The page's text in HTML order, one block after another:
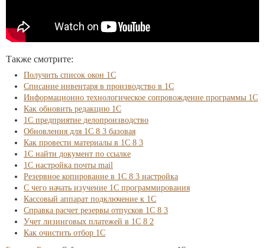
Также смотрите:
Получить список окон 1С
Списание инвентаря в производство в 1С
Информационно технологическое сопровождение программы 1С
Как обновить редакцию 1С
1С предприятие делопроизводство
Обновления для 1С 8 3 базовая
Как провести материалы в 1С 8 3
1С найти документ по ссылке
1С настройка почты mail
Резервное копирование в 1С 8 3 настройка
С чего начать изучение 1С программирования
Кассовый аппарат подключение к 1С
Справка расчет резервы отпусков 1С 8 3
Учет лизинговых платежей в 1С 8 2
Как очистить отбор 1С